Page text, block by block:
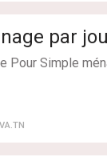
par
Pour Simple